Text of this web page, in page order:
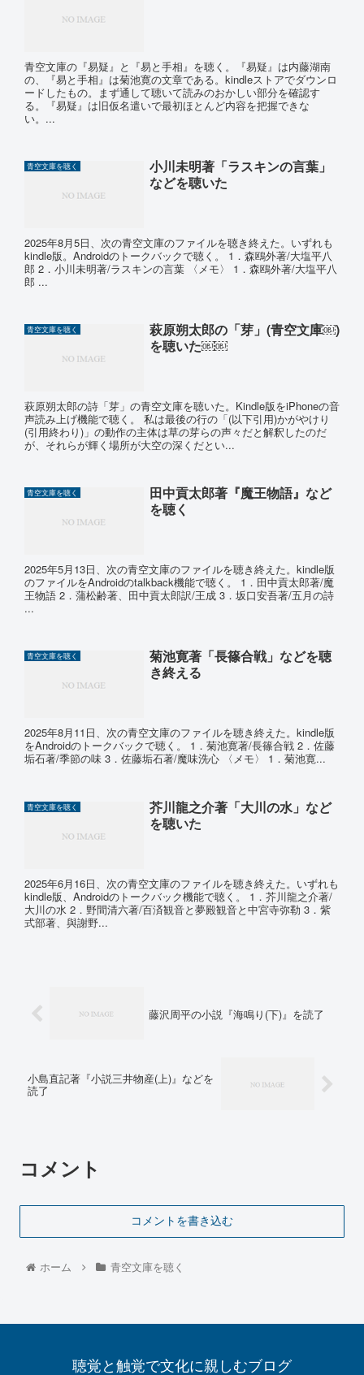
青空文庫の『易疑』と『易と手相』を聴く。『易疑』は内藤湖南
の、『易と手相』は菊池寛の文章である。kindleストアでダウンロ
ードしたもの。まず通して聴いて読みのおかしい部分を確認す
る。『易疑』は旧仮名遣いで最初ほとんど内容を把握できな
い。...
青空文庫を聴く
小川未明著「ラスキンの言葉」
などを聴いた
2025年8月5日、次の青空文庫のファイルを聴き終えた。いずれも
kindle版。Androidのトークバックで聴く。 1．森鴎外著/大塩平八
郎 2．小川未明著/ラスキンの言葉 〈メモ〉 1．森鴎外著/大塩平八
郎 ...
青空文庫を聴く
萩原朔太郎の「芽」(青空文庫￼)
を聴いた￼￼
萩原朔太郎の詩「芽」の青空文庫を聴いた。Kindle版をiPhoneの音
声読み上げ機能で聴く。 私は最後の行の「(以下引用)かがやけり
(引用終わり)」の動作の主体は草の芽らの声々だと解釈したのだ
が、それらが輝く場所が大空の深くだとい...
青空文庫を聴く
田中貢太郎著『魔王物語』など
を聴く
2025年5月13日、次の青空文庫のファイルを聴き終えた。kindle版
のファイルをAndroidのtalkback機能で聴く。 1．田中貢太郎著/魔
王物語 2．蒲松齢著、田中貢太郎訳/王成 3．坂口安吾著/五月の詩
...
青空文庫を聴く
菊池寛著「長篠合戦」などを聴
き終える
2025年8月11日、次の青空文庫のファイルを聴き終えた。kindle版
をAndroidのトークバックで聴く。 1．菊池寛著/長篠合戦 2．佐藤
垢石著/季節の味 3．佐藤垢石著/魔味洗心 〈メモ〉 1．菊池寛...
青空文庫を聴く
芥川龍之介著「大川の水」など
を聴いた
2025年6月16日、次の青空文庫のファイルを聴き終えた。いずれも
kindle版、Androidのトークバック機能で聴く。 1．芥川龍之介著/
大川の水 2．野間清六著/百済観音と夢殿観音と中宮寺弥勒 3．紫
式部著、與謝野...
藤沢周平の小説『海鳴り(下)』を読了
小島直記著『小説三井物産(上)』などを
読了
コメント
コメントを書き込む
ホーム 青空文庫を聴く
聴覚と触覚で文化に親しむブログ